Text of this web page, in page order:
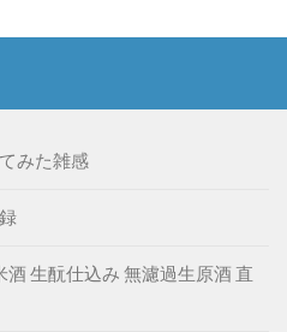
みた雑感
酒 生酛仕込み 無濾過生原酒 直